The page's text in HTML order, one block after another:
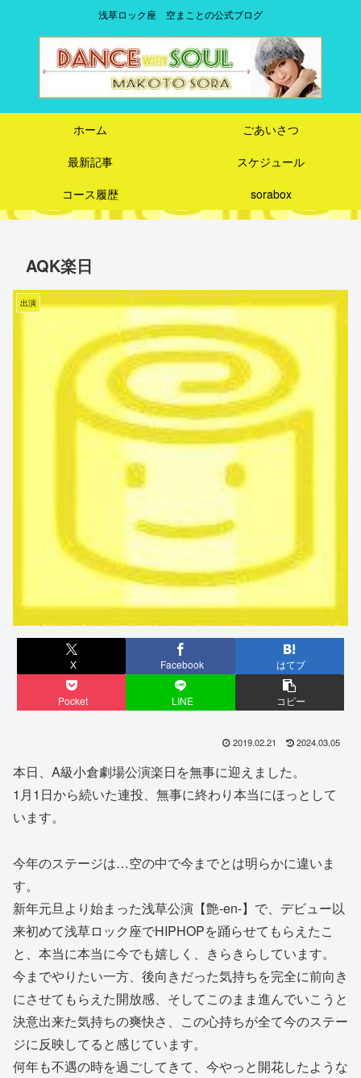
浅草ロック座 空まことの公式ブログ
ホーム
ごあいさつ
最新記事
スケジュール
コース履歴
sorabox
AQK楽日
出演
X Facebook はてブ
Pocket LINE コピー
2019.02.21 2024.03.05
本日、A級小倉劇場公演楽日を無事に迎えました。
1月1日から続いた連投、無事に終わり本当にほっとして
います。
今年のステージは…空の中で今までとは明らかに違いま
す。
新年元旦より始まった浅草公演【艶-en-】で、デビュー以
来初めて浅草ロック座でHIPHOPを踊らせてもらえたこ
と、本当に本当に今でも嬉しく、きらきらしています。
今までやりたい一方、後向きだった気持ちを完全に前向き
にさせてもらえた開放感、そしてこのまま進んでいこうと
決意出来た気持ちの爽快さ、この心持ちが全て今のステー
ジに反映してると感じています。
何年も不遇の時を過ごしてきて、今やっと開花したような